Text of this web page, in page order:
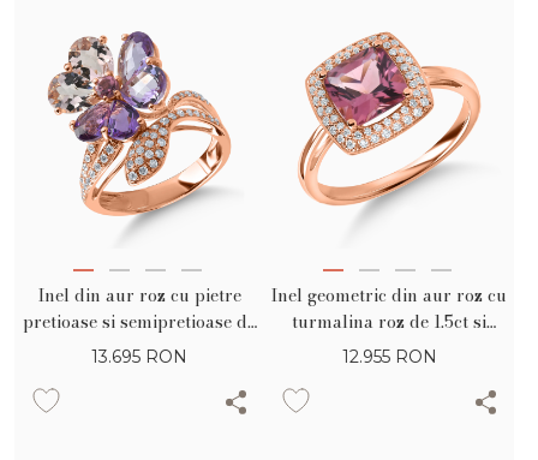
Inel din aur roz cu pietre
pretioase si semipretioase de
12.11ct
13.695 RON
Inel geometric din aur roz cu
turmalina roz de 1.5ct si
diamante de 0.2ct
12.955 RON